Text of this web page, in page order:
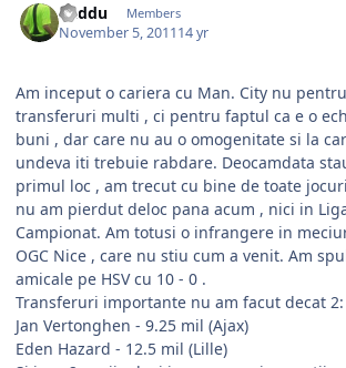
Raddu Members
November 5, 201114 yr
Am inceput o cariera cu Man. City nu
transferuri multi , ci pentru faptul ca e o
buni , dar care nu au o omogenitate si la
undeva iti trebuie rabdare. Deocamdata
primul loc , am trecut cu bine de toate
nu am pierdut deloc pana acum , nici in
Campionat. Am totusi o infrangere in
OGC Nice , care nu stiu cum a venit. Am
amicale pe HSV cu 10 - 0 .
Transferuri importante nu am facut decat 2:
Jan Vertonghen - 9.25 mil (Ajax)
Eden Hazard - 12.5 mil (Lille)